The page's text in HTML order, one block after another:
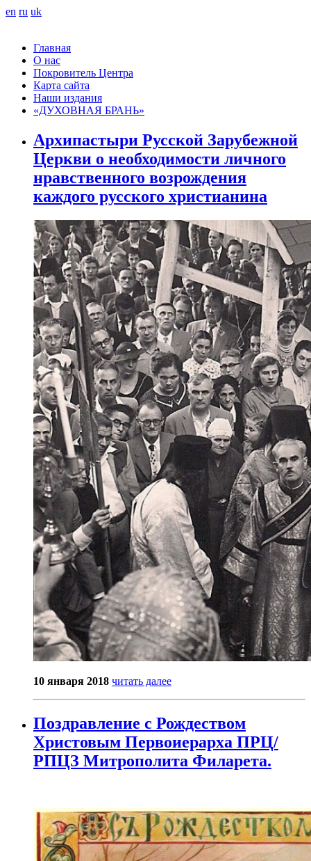
en ru uk
Главная
О нас
Покровитель Центра
Карта сайта
Наши издания
«ДУХОВНАЯ БРАНЬ»
Архипастыри Русской Зарубежной
Церкви о необходимости личного
нравственного возрождения
каждого русского христианина
10 января 2018 читать далее
Поздравление с Рождеством
Христовым Первоиерарха ПРЦ/
РПЦЗ Митрополита Филарета.